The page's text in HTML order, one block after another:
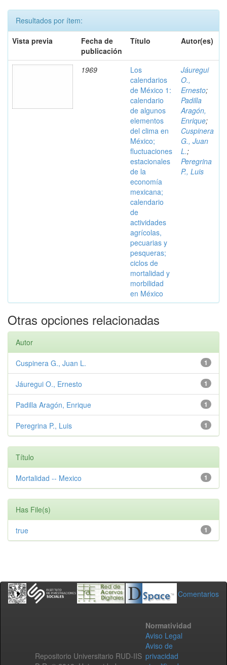
Resultados por ítem:
Vista previa
Fecha de
publicación
Título Autor(es)
1969
Los
calendarios
de México 1:
calendario
de algunos
elementos
del clima en
México;
fluctuaciones
estacionales
de la
economía
mexicana;
calendario
de
actividades
agrícolas,
pecuarias y
pesqueras;
ciclos de
mortalidad y
morbilidad
en México
Jáuregui
O.,
Ernesto;
Padilla
Aragón,
Enrique;
Cuspinera
G., Juan
L.;
Peregrina
P., Luis
Otras opciones relacionadas
Autor
1
Cuspinera G., Juan L.
1
Jáuregui O., Ernesto
1
Padilla Aragón, Enrique
1
Peregrina P., Luis
Título
1
Mortalidad -- Mexico
Has File(s)
1
true
Comentarios
Repositorio Universitario RUD-IIS
Normatividad
Aviso Legal
Aviso de
privacidad